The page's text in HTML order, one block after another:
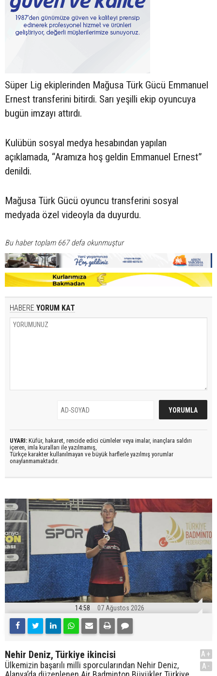
Süper Lig ekiplerinden Mağusa Türk Gücü Emmanuel
Ernest transferini bitirdi. Sarı yeşilli ekip oyuncuya
bugün imzayı attırdı.
Kulübün sosyal medya hesabından yapılan
açıklamada, “Aramıza hoş geldin Emmanuel Ernest”
denildi.
Mağusa Türk Gücü oyuncu transferini sosyal
medyada özel videoyla da duyurdu.
Bu haber toplam 667 defa okunmuştur
HABERE YORUM KAT
UYARI: Küfür, hakaret, rencide edici cümleler veya imalar, inançlara saldırı
içeren, imla kuralları ile yazılmamış,
Türkçe karakter kullanılmayan ve büyük harflerle yazılmış yorumlar
onaylanmamaktadır.
14:58 07 Ağustos 2026
Nehir Deniz, Türkiye ikincisi
Ülkemizin başarılı milli sporcularından Nehir Deniz,
A+
A-